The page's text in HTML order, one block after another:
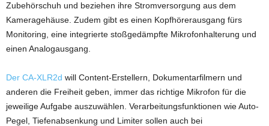
Zubehörschuh und beziehen ihre Stromversorgung aus dem
Kameragehäuse. Zudem gibt es einen Kopfhörerausgang fürs
Monitoring, eine integrierte stoßgedämpfte Mikrofonhalterung und
einen Analogausgang.
Der CA-XLR2d will Content-Erstellern, Dokumentarfilmern und
anderen die Freiheit geben, immer das richtige Mikrofon für die
jeweilige Aufgabe auszuwählen. Verarbeitungsfunktionen wie Auto-
Pegel, Tiefenabsenkung und Limiter sollen auch bei